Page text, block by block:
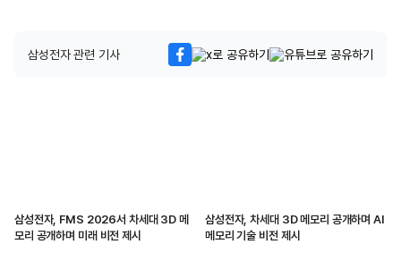
삼성전자 관련 기사
삼성전자, FMS 2026서 차세대 3D 메
모리 공개하며 미래 비전 제시
삼성전자, 차세대 3D 메모리 공개하며 AI
메모리 기술 비전 제시